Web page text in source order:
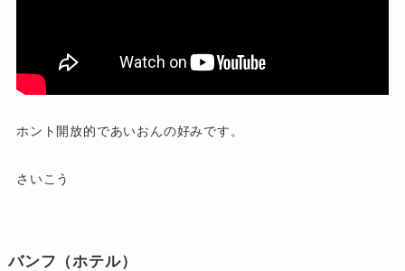
ホント開放的であいおんの好みです。
さいこう
バンフ（ホテル）